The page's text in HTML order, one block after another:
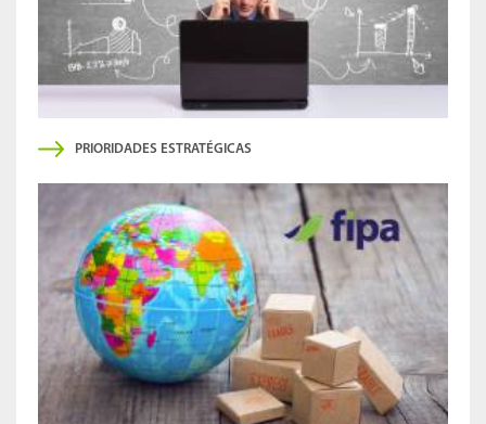
PRIORIDADES ESTRATÉGICAS